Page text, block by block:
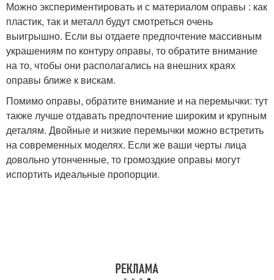
Можно экспериментировать и с материалом оправы : как
пластик, так и металл будут смотреться очень
выигрышно. Если вы отдаете предпочтение массивным
украшениям по контуру оправы, то обратите внимание
на то, чтобы они располагались на внешних краях
оправы ближе к вискам.
Помимо оправы, обратите внимание и на перемычки: тут
также лучше отдавать предпочтение широким и крупным
деталям. Двойные и низкие перемычки можно встретить
на современных моделях. Если же ваши черты лица
довольно утонченные, то громоздкие оправы могут
испортить идеальные пропорции.